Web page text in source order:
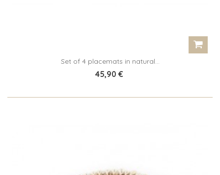
Set of 4 placemats in natural...
45,90 €